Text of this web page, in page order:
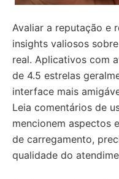
Avaliar a reputação e
insights valiosos
real. Aplicativos com
de 4.5 estrelas
interface mais
Leia comentários de
mencionem aspectos
de carregamento,
qualidade do